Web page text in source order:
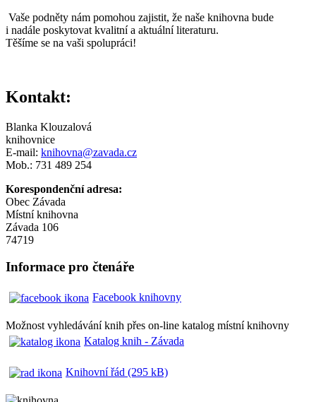
Vaše podněty nám pomohou zajistit, že naše knihovna bude
i nadále poskytovat kvalitní a aktuální literaturu.
Těšíme se na vaši spolupráci!
Kontakt:
Blanka Klouzalová
knihovnice
E-mail: knihovna@zavada.cz
Mob.: 731 489 254
Korespondenční adresa:
Obec Závada
Místní knihovna
Závada 106
74719
Informace pro čtenáře
Facebook knihovny
Možnost vyhledávání knih přes on-line katalog místní knihovny
Katalog knih - Závada
Knihovní řád (295 kB)